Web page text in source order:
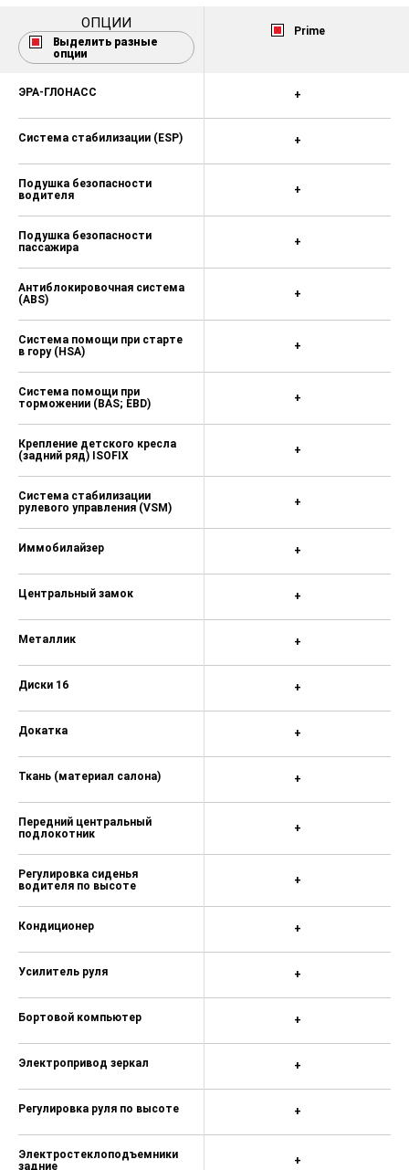
ОПЦИИ
Выделить разные
опции
Prime
ЭРА-ГЛОНАСС
Система стабилизации (ESP)
Подушка безопасности
водителя
Подушка безопасности
пассажира
Антиблокировочная система
(ABS)
Система помощи при старте
в гору (HSA)
Система помощи при
торможении (BAS; EBD)
Крепление детского кресла
(задний ряд) ISOFIX
Система стабилизации
рулевого управления (VSM)
Иммобилайзер
Центральный замок
Металлик
Диски 16
Докатка
Ткань (материал салона)
Передний центральный
подлокотник
Регулировка сиденья
водителя по высоте
Кондиционер
Усилитель руля
Бортовой компьютер
Электропривод зеркал
Регулировка руля по высоте
Электростеклоподъемники
задние
+
+
+
+
+
+
+
+
+
+
+
+
+
+
+
+
+
+
+
+
+
+
+